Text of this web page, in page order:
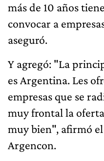
más de 10 años
convocar a
aseguró.
Y agregó: "La
es Argentina. Les
empresas que se
muy frontal la
muy bien", afirmó
Argencon.